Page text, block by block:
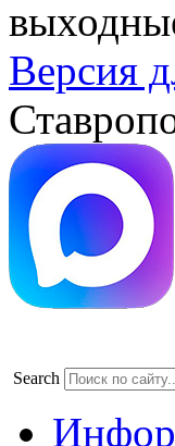
Версия
Search